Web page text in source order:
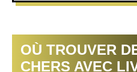
OÙ TROUVER
CHERS AVEC